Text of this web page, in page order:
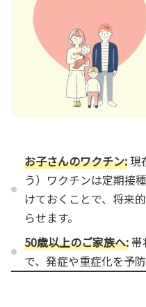
お子さんのワクチン:現
う）ワクチンは定期接
けておくことで、将来
らせます。
50歳以上のご家族へ:帯
で、発症や重症化を予